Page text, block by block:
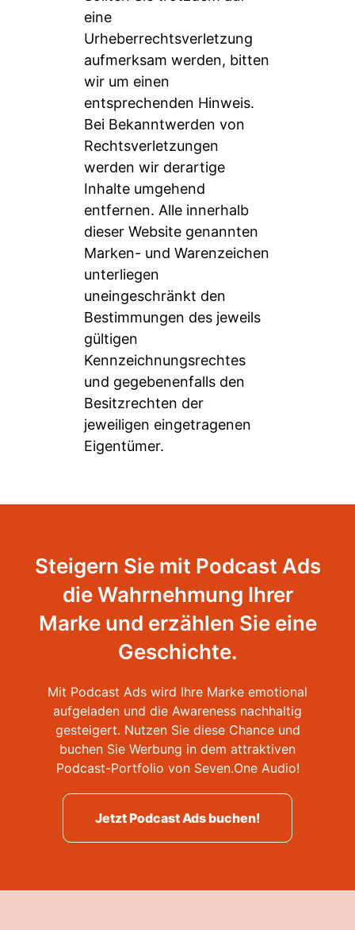
eine
Urheberrechtsverletzung
aufmerksam werden, bitten
wir um einen
entsprechenden Hinweis.
Bei Bekanntwerden von
Rechtsverletzungen
werden wir derartige
Inhalte umgehend
entfernen. Alle innerhalb
dieser Website genannten
Marken- und Warenzeichen
unterliegen
uneingeschränkt den
Bestimmungen des jeweils
gültigen
Kennzeichnungsrechtes
und gegebenenfalls den
Besitzrechten der
jeweiligen eingetragenen
Eigentümer.
Steigern Sie mit Podcast Ads
die Wahrnehmung Ihrer
Marke und erzählen Sie eine
Geschichte.
Mit Podcast Ads wird Ihre Marke emotional
aufgeladen und die Awareness nachhaltig
gesteigert. Nutzen Sie diese Chance und
buchen Sie Werbung in dem attraktiven
Podcast-Portfolio von Seven.One Audio!
Jetzt Podcast Ads buchen!